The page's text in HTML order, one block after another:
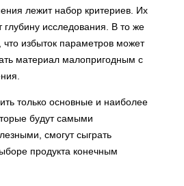
лежит набор критериев. Их
глубину исследования. В то же
что избыток параметров может
материал малопригодным с
только основные и наиболее
будут самыми
смогут сыграть
продукта конечным